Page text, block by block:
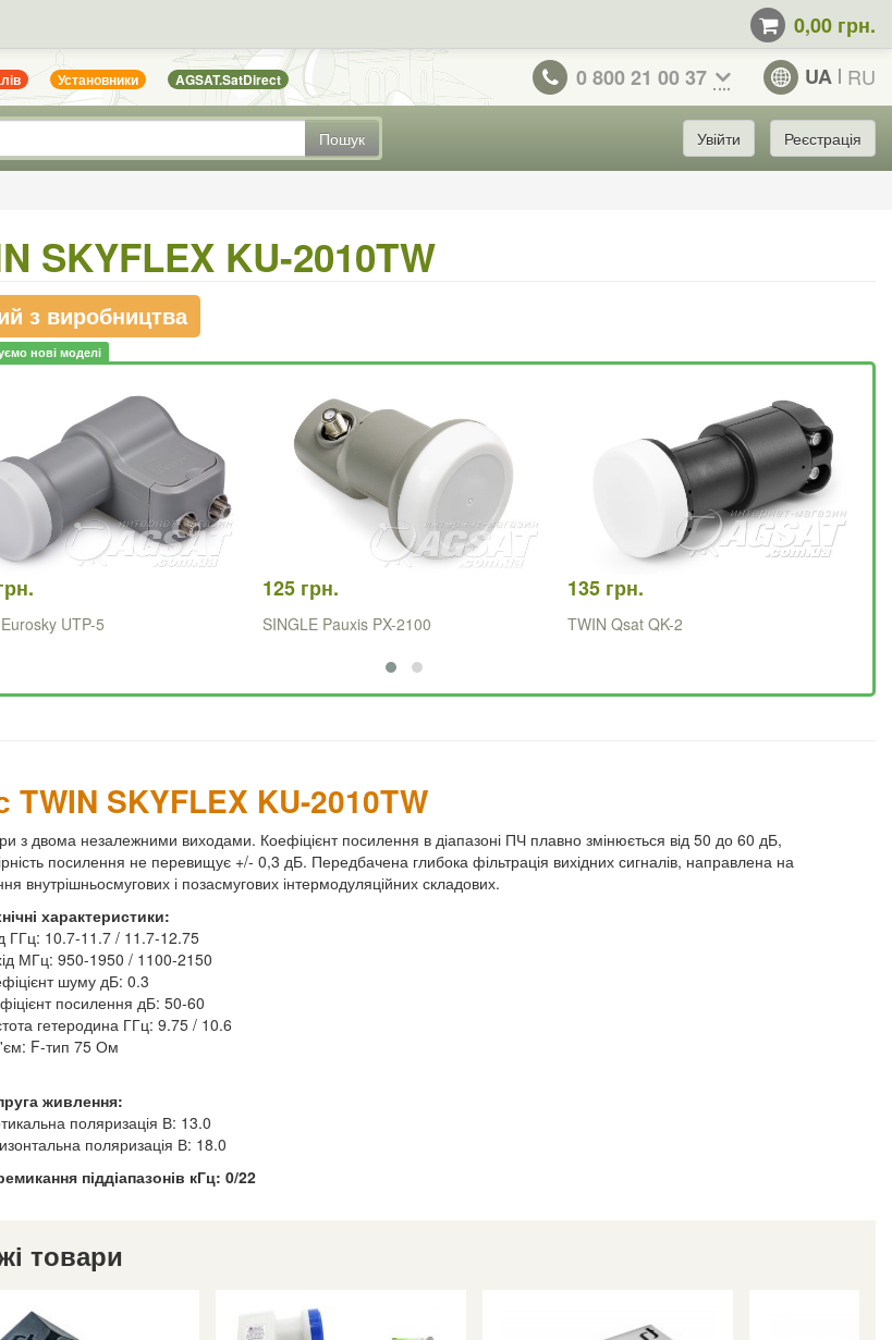
0,00 грн.
Установники AGSAT.SatDirect 0 800 21 00 37 UA RU
Пошук Увійти Реєстрація
SKYFLEX KU-2010TW
з виробництва
нові моделі
UTP-5
125 грн.
SINGLE Pauxis PX-2100
135 грн.
TWIN Qsat QK-2
TWIN SKYFLEX KU-2010TW
з двома незалежними виходами. Коефіцієнт посилення в діапазоні ПЧ плавно змінюється від 50 до 60 дБ,
посилення не перевищує +/- 0,3 дБ. Передбачена глибока фільтрація вихідних сигналів, направлена на
внутрішньосмугових і позасмугових інтермодуляційних складових.
характеристики:
ГГц: 10.7-11.7 / 11.7-12.75
МГц: 950-1950 / 1100-2150
шуму дБ: 0.3
посилення дБ: 50-60
гетеродина ГГц: 9.75 / 10.6
F-тип 75 Ом
живлення:
поляризація В: 13.0
поляризація В: 18.0
піддіапазонів кГц: 0/22
товари